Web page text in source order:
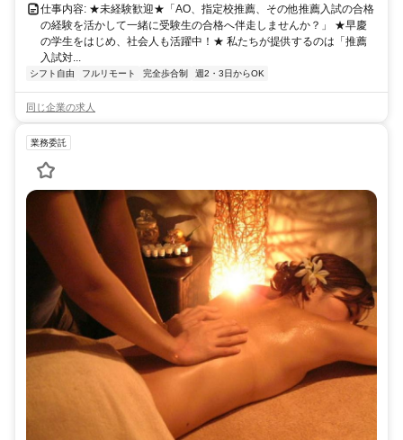
仕事内容: ★未経験歓迎★「AO、指定校推薦、その他推薦入試の合格
の経験を活かして一緒に受験生の合格へ伴走しませんか？」 ★早慶
の学生をはじめ、社会人も活躍中！★ 私たちが提供するのは「推薦
入試対...
シフト自由 フルリモート 完全歩合制 週2・3日からOK
同じ企業の求人
業務委託